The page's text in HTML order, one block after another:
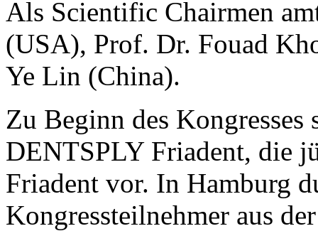
Als Scientific Chairmen
(USA), Prof. Dr. Fouad
Ye Lin (China).
Zu Beginn des
DENTSPLY Friadent, die
Friadent vor. In Hamburg
Kongressteilnehmer aus